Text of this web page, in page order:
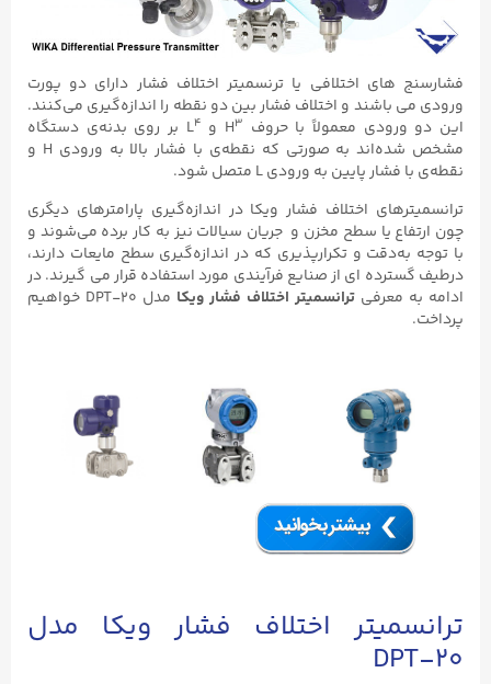
فشارسنج های اختلافی یا ترنسمیتر اختلاف فشار دارای دو پورت
ورودی می باشند و اختلاف فشار بین دو نقطه را اندازه‌گیری می‌کنند.
این دو ورودی معمولاً با حروف H 3 و L 4
بر روی بدنه‌ی دستگاه
مشخص شده‌اند به صورتی که نقطه‌ی با فشار بالا به ورودی H و
نقطه‌ی با فشار پایین به ورودی L متصل شود.
ترانسمیترهای اختلاف فشار ویکا در اندازه‌گیری پارامترهای دیگری
چون ارتفاع یا سطح مخزن و جریان سیالات نیز به کار برده می‌شوند و
با توجه به‌دقت و تکرارپذیری که در اندازه‌گیری سطح مایعات دارند،
درطیف گسترده ای از صنایع فرآیندی مورد استفاده قرار می گیرند. در
ادامه به معرفی ترانسمیتر اختلاف فشار ویکا
مدل DPT-۲۰ خواهیم
پرداخت.
ترانسمیتر اختلاف فشار ویکا مدل
DPT-۲۰